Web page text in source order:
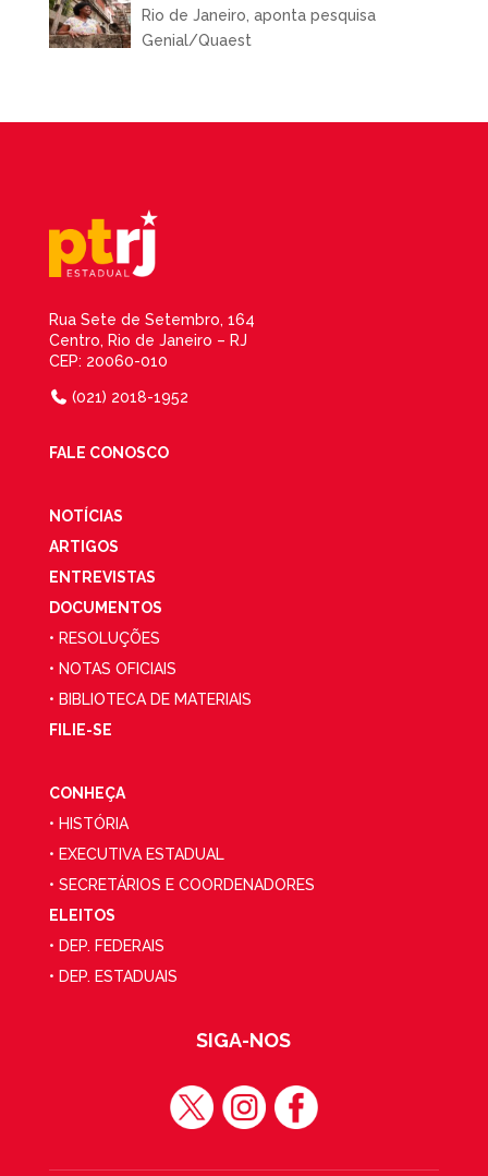
Rio de Janeiro, aponta pesquisa
Genial/Quaest
Rua Sete de Setembro, 164
Centro, Rio de Janeiro – RJ
CEP: 20060-010
(021) 2018-1952
FALE CONOSCO
NOTÍCIAS
ARTIGOS
ENTREVISTAS
DOCUMENTOS
• RESOLUÇÕES
• NOTAS OFICIAIS
• BIBLIOTECA DE MATERIAIS
FILIE-SE
CONHEÇA
• HISTÓRIA
• EXECUTIVA ESTADUAL
• SECRETÁRIOS E COORDENADORES
ELEITOS
• DEP. FEDERAIS
• DEP. ESTADUAIS
SIGA-NOS